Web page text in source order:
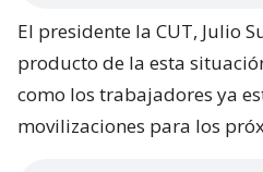
El presidente la CUT, Julio
producto de la esta
como los trabajadores ya
movilizaciones para los